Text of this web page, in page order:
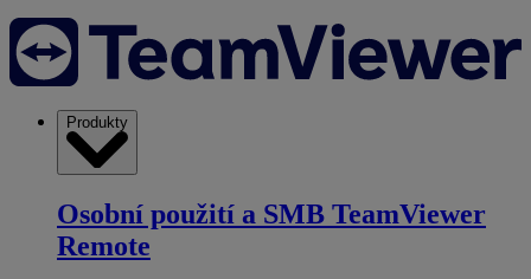
Produkty
Osobní použití a SMB TeamViewer
Remote